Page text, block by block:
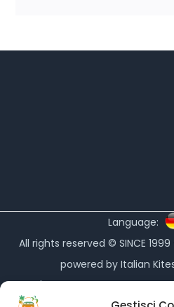
Language:
All rights reserved © SINCE
powered by Italian
partner'sKitesurf Roma-